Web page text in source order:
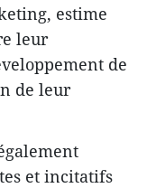
estime
leur
de
de leur
et incitatifs